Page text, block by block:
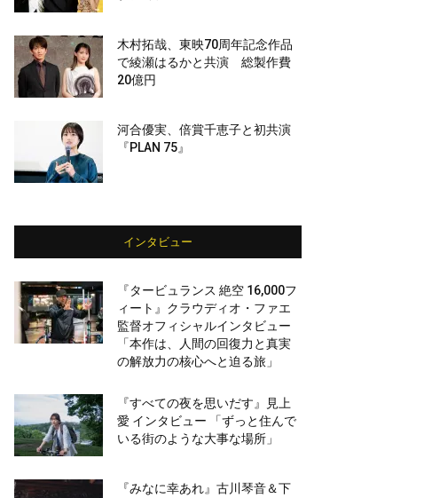
木村拓哉、東映70周年記念作品
で綾瀬はるかと共演 総製作費
20億円
河合優実、倍賞千恵子と初共演
『PLAN 75』
インタビュー
『タービュランス 絶空 16,000フ
ィート』クラウディオ・ファエ
監督オフィシャルインタビュー
「本作は、人間の回復力と真実
の解放力の核心へと迫る旅」
『すべての夜を思いだす』見上
愛 インタビュー 「ずっと住んで
いる街のような大事な場所」
『みなに幸あれ』古川琴音＆下